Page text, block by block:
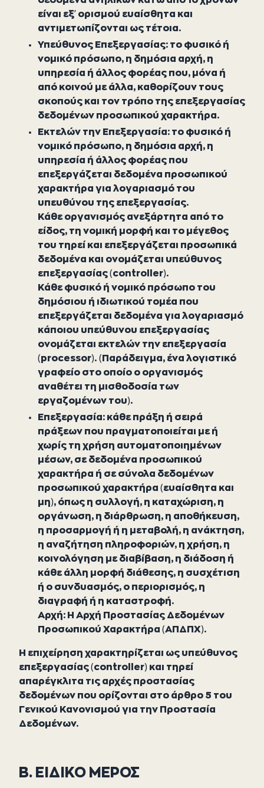
είναι εξ’ ορισμού ευαίσθητα και
αντιμετωπίζονται ως τέτοια.
Υπεύθυνος Επεξεργασίας: το φυσικό ή
νομικό πρόσωπο, η δημόσια αρχή, η
υπηρεσία ή άλλος φορέας που, μόνα ή
από κοινού με άλλα, καθορίζουν τους
σκοπούς και τον τρόπο της επεξεργασίας
δεδομένων προσωπικού χαρακτήρα.
Εκτελών την Επεξεργασία: το φυσικό ή
νομικό πρόσωπο, η δημόσια αρχή, η
υπηρεσία ή άλλος φορέας που
επεξεργάζεται δεδομένα προσωπικού
χαρακτήρα για λογαριασμό του
υπευθύνου της επεξεργασίας.
Κάθε οργανισμός ανεξάρτητα από το
είδος, τη νομική μορφή και το μέγεθος
του τηρεί και επεξεργάζεται προσωπικά
δεδομένα και ονομάζεται υπεύθυνος
επεξεργασίας (controller).
Κάθε φυσικό ή νομικό πρόσωπο του
δημόσιου ή ιδιωτικού τομέα που
επεξεργάζεται δεδομένα για λογαριασμό
κάποιου υπεύθυνου επεξεργασίας
ονομάζεται εκτελών την επεξεργασία
(processor). (Παράδειγμα, ένα λογιστικό
γραφείο στο οποίο ο οργανισμός
αναθέτει τη μισθοδοσία των
εργαζομένων του).
Επεξεργασία: κάθε πράξη ή σειρά
πράξεων που πραγματοποιείται με ή
χωρίς τη χρήση αυτοματοποιημένων
μέσων, σε δεδομένα προσωπικού
χαρακτήρα ή σε σύνολα δεδομένων
προσωπικού χαρακτήρα (ευαίσθητα και
μη), όπως η συλλογή, η καταχώριση, η
οργάνωση, η διάρθρωση, η αποθήκευση,
η προσαρμογή ή η μεταβολή, η ανάκτηση,
η αναζήτηση πληροφοριών, η χρήση, η
κοινολόγηση με διαβίβαση, η διάδοση ή
κάθε άλλη μορφή διάθεσης, η συσχέτιση
ή ο συνδυασμός, ο περιορισμός, η
διαγραφή ή η καταστροφή.
Αρχή: Η Αρχή Προστασίας Δεδομένων
Προσωπικού Χαρακτήρα (ΑΠΔΠΧ).
Η επιχείρηση χαρακτηρίζεται ως υπεύθυνος
επεξεργασίας (controller) και τηρεί
απαρέγκλιτα τις αρχές προστασίας
δεδομένων που ορίζονται στο άρθρο 5 του
Γενικού Κανονισμού για την Προστασία
Δεδομένων.
Β. ΕΙΔΙΚΟ ΜΕΡΟΣ